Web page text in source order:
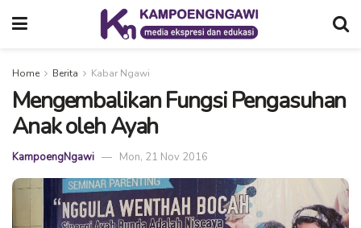
Home Berita Kabar Ngawi
Mengembalikan Fungsi Pengasuhan
Anak oleh Ayah
KampoengNgawi Mon, 21 Nov 2016